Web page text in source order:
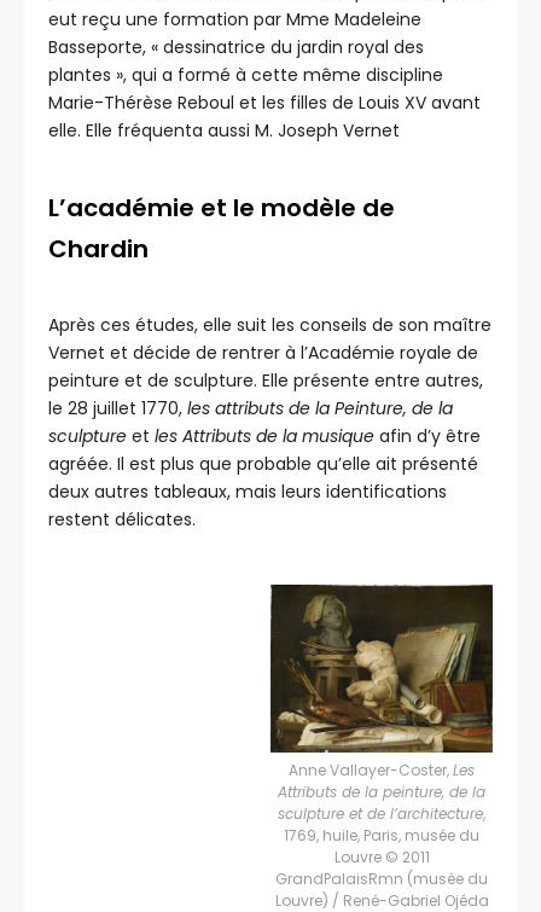
eut reçu une formation par Mme Madeleine
Basseporte, « dessinatrice du jardin royal des
plantes », qui a formé à cette même discipline
Marie-Thérèse Reboul et les filles de Louis XV avant
elle. Elle fréquenta aussi M. Joseph Vernet
L’académie et le modèle de
Chardin
Après ces études, elle suit les conseils de son maître
Vernet et décide de rentrer à l’Académie royale de
peinture et de sculpture. Elle présente entre autres,
le 28 juillet 1770, les attributs de la Peinture, de la
sculpture et les Attributs de la musique afin d’y être
agréée. Il est plus que probable qu’elle ait présenté
deux autres tableaux, mais leurs identifications
restent délicates.
Anne Vallayer-Coster,Les
Attributs de la peinture, de la
sculpture et de l’architecture,
1769, huile, Paris, musée du
Louvre © 2011
GrandPalaisRmn (musée du
Louvre) / René-Gabriel Ojéda